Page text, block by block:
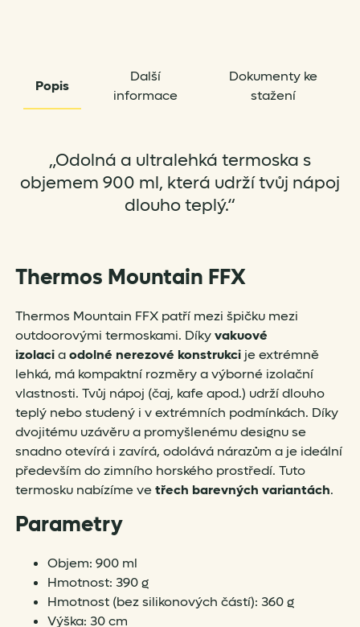
Popis
Další
informace
Dokumenty ke
stažení
„Odolná a ultralehká termoska s
objemem 900 ml, která udrží tvůj nápoj
dlouho teplý.“
Thermos Mountain FFX
Thermos Mountain FFX patří mezi špičku mezi
outdoorovými termoskami. Díkyvakuové
izolaciaodolné nerezové konstrukcije extrémně
lehká, má kompaktní rozměry a výborné izolační
vlastnosti. Tvůj nápoj (čaj, kafe apod.) udrží dlouho
teplý nebo studený i v extrémních podmínkách. Díky
dvojitému uzávěru a promyšlenému designu se
snadno otevírá i zavírá, odolává nárazům a je ideální
především do zimního horského prostředí. Tuto
termosku nabízíme vetřech barevných variantách.
Parametry
Objem: 900 ml
Hmotnost: 390 g
Hmotnost (bez silikonových částí): 360 g
Výška: 30 cm